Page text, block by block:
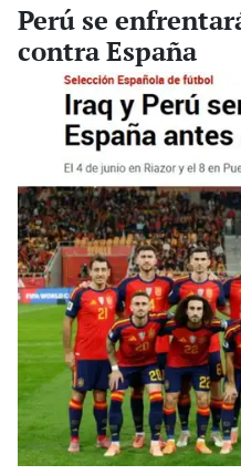
Perú se
contra España